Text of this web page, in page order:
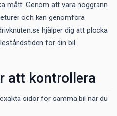
mått. Genom att vara noggrann
och kan genomföra
hjälper dig att plocka
för din bil.
att kontrollera
sidor för samma bil när du